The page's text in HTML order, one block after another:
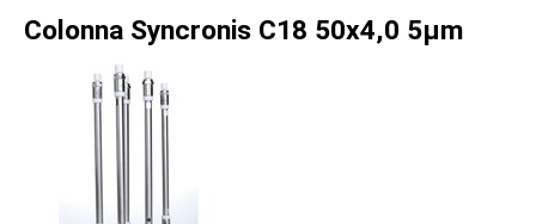
Colonna Syncronis C18 50x4,0 5µm